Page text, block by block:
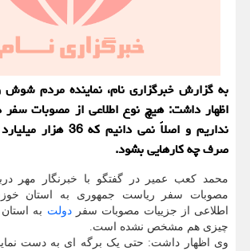
به گزارش خبرگزاری نام، نماینده مردم
اظهار داشت: هیچ نوع اطلاعی از مصوبات
نداریم و اصلاً نمی
صرف چه کارهایی بشود.
محمد کعب عمیر در گفتگو با خبرنگار مهر
مصوبات سفر ریاست جمهوری به استان
اطلاعی از جزییات مصوبات سفردولت به
چیزی هم مشخص نشده است.
وی اظهار داشت: حتی یک برگه ای به دست